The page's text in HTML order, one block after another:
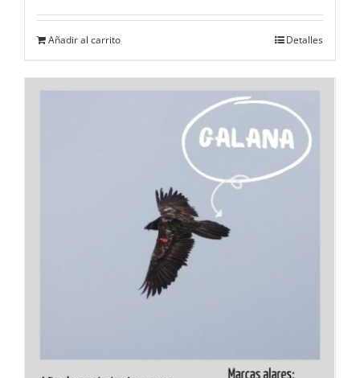
Añadir al carrito Detalles